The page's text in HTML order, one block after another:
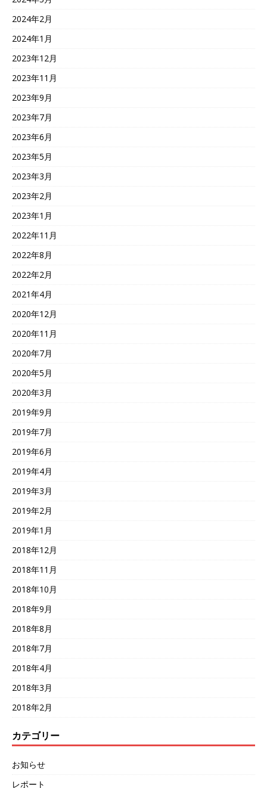
2024年2月
2024年1月
2023年12月
2023年11月
2023年9月
2023年7月
2023年6月
2023年5月
2023年3月
2023年2月
2023年1月
2022年11月
2022年8月
2022年2月
2021年4月
2020年12月
2020年11月
2020年7月
2020年5月
2020年3月
2019年9月
2019年7月
2019年6月
2019年4月
2019年3月
2019年2月
2019年1月
2018年12月
2018年11月
2018年10月
2018年9月
2018年8月
2018年7月
2018年4月
2018年3月
2018年2月
カテゴリー
お知らせ
レポート